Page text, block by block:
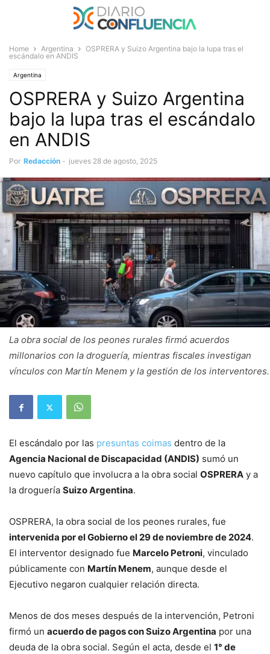
Home Argentina
OSPRERA y Suizo Argentina bajo la lupa tras el
escándalo en ANDIS
Argentina
OSPRERA y Suizo Argentina
bajo la lupa tras el escándalo
en ANDIS
Por Redacción - jueves 28 de agosto, 2025
La obra social de los peones rurales firmó acuerdos
millonarios con la droguería, mientras fiscales investigan
vínculos con Martín Menem y la gestión de los interventores.
El escándalo por las presuntas coimas dentro de la
Agencia Nacional de Discapacidad (ANDIS) sumó un
nuevo capítulo que involucra a la obra social OSPRERA y a
la droguería Suizo Argentina.
OSPRERA, la obra social de los peones rurales, fue
intervenida por el Gobierno el 29 de noviembre de 2024.
El interventor designado fue Marcelo Petroni, vinculado
públicamente con Martín Menem, aunque desde el
Ejecutivo negaron cualquier relación directa.
Menos de dos meses después de la intervención, Petroni
firmó un acuerdo de pagos con Suizo Argentina por una
deuda de la obra social. Según el acta, desde el 1° de